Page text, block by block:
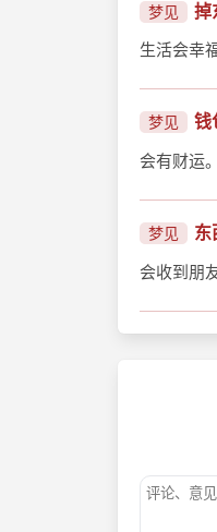
梦见 掉
生活会幸福
梦见 钱
会有财运。
梦见 东
会收到朋